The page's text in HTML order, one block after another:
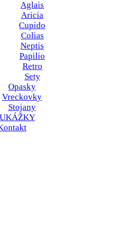
Aglais
Aricia
Cupido
Colias
Neptis
Papilio
Retro
Sety
Opasky
Vreckovky
Stojany